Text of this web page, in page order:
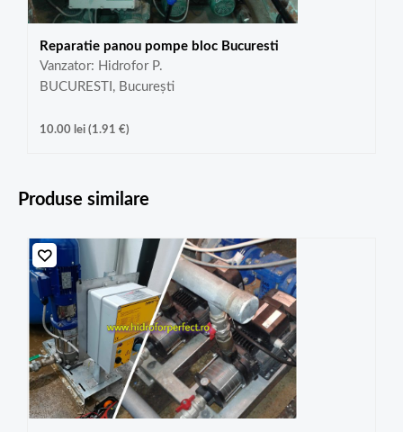
Reparatie panou pompe bloc Bucuresti
Vanzator: Hidrofor P.
BUCURESTI, București
10.00 lei(1.91 €)
Produse similare